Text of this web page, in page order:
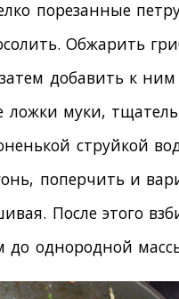
порезанные
Обжарить
добавить к ним
муки,
струйкой
поперчить и
После этого
до однородной